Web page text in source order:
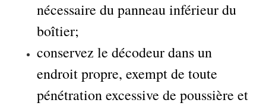
nécessaire du panneau inférieur du
boîtier;
conservez le décodeur dans un
endroit propre, exempt de toute
pénétration excessive de poussière et